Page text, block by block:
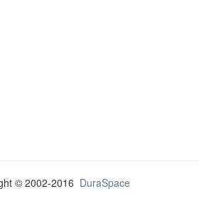
© 2002-2016 DuraSpace